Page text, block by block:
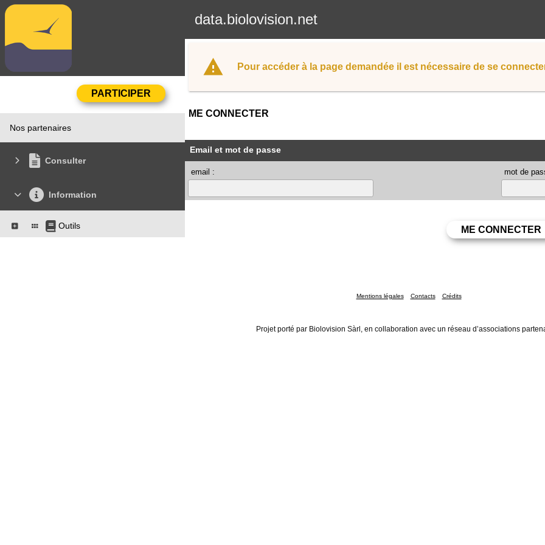
data.biolovision.net
Nos partenaires
Consulter
Information
Outils
Pour accéder à la page demandée il est nécessaire de se
ME CONNECTER
Email et mot de passe
email : mot de
Mentions légales Contacts Crédits
Projet porté par Biolovision Sàrl, en collaboration avec un réseau d’associations